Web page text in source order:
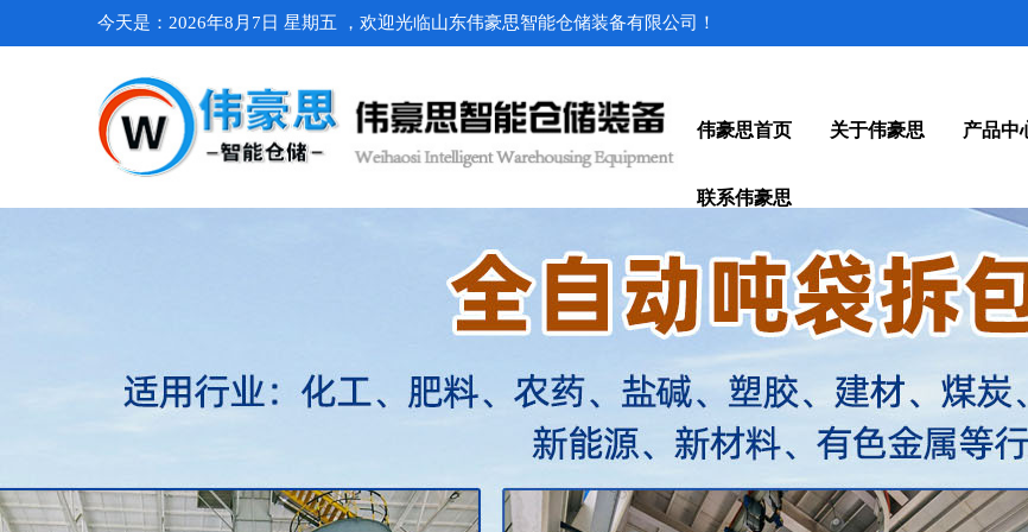
今天是：2026年8月7日 星期五 ，欢迎光临山东伟豪思智能仓储装备有限公司！
伟豪思首页 关于伟豪思 产品中
联系伟豪思